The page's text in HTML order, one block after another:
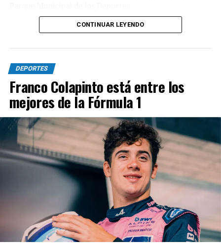
A tal efecto, el secretario Legal, Técnico y de
Comisión ad hoc que tendrá la responsabilidad de
analizar la documentación presentada por la
concesionaria y determinar si la operación se ajusta a las
exigencias previstas en el contrato y en la normativa
vigente.
El cuerpo estará integrado por representantes del
EMDER, la Dirección General Legal y Técnica, la
Contaduría General y la Dirección General de
Contrataciones, áreas que deberán elaborar un informe
técnico, jurídico y contable antes de que la
administración municipal adopte una definición sobre el
En los fundamentos de la resolución se señala que la
complejidad y trascendencia de la solicitud hacen
necesario un estudio integral de la documentación
CONTINUAR LEYENDO
DEPORTES
Franco Colapinto está entre los
mejores de la Fórmula 1